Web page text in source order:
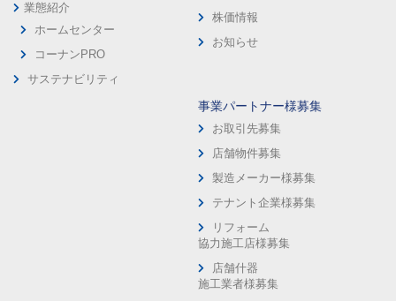
業態紹介
ホームセンター
コーナンPRO
サステナビリティ
株価情報
お知らせ
事業パートナー様募集
お取引先募集
店舗物件募集
製造メーカー様募集
テナント企業様募集
リフォーム
協力施工店様募集
店舗什器
施工業者様募集